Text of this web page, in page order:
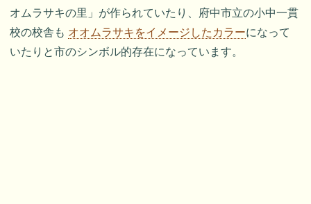
オムラサキの里」が作られていたり、府中市立の小中一貫
校の校舎も オオムラサキをイメージしたカラーになって
いたりと市のシンボル的存在になっています。